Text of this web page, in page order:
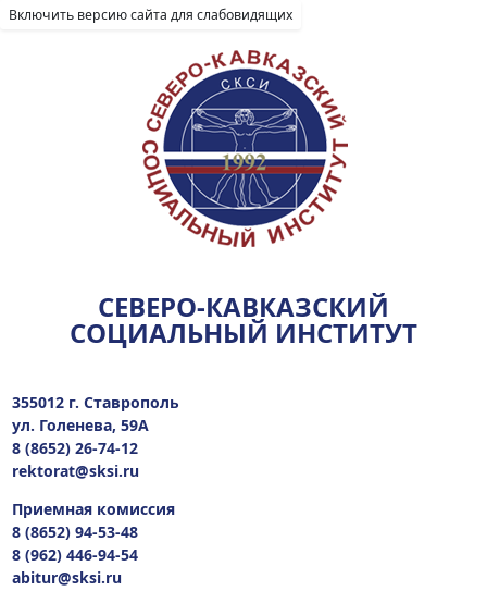
Включить версию сайта для слабовидящих
СЕВЕРО-КАВКАЗСКИЙ
СОЦИАЛЬНЫЙ ИНСТИТУТ
355012 г. Ставрополь
ул. Голенева, 59А
8 (8652) 26-74-12
rektorat@sksi.ru
Приемная комиссия
8 (8652) 94-53-48
8 (962) 446-94-54
abitur@sksi.ru